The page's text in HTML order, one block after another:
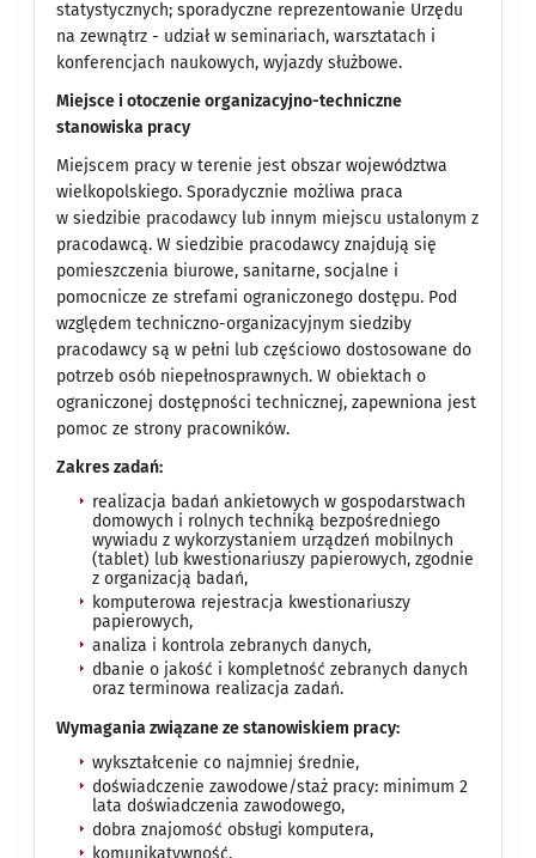
statystycznych; sporadyczne reprezentowanie Urzędu
na zewnątrz - udział w seminariach, warsztatach i
konferencjach naukowych, wyjazdy służbowe.
Miejsce i otoczenie organizacyjno-techniczne
stanowiska pracy
Miejscem pracy w terenie jest obszar województwa
wielkopolskiego. Sporadycznie możliwa praca
w siedzibie pracodawcy lub innym miejscu ustalonym z
pracodawcą. W siedzibie pracodawcy znajdują się
pomieszczenia biurowe, sanitarne, socjalne i
pomocnicze ze strefami ograniczonego dostępu. Pod
względem techniczno-organizacyjnym siedziby
pracodawcy są w pełni lub częściowo dostosowane do
potrzeb osób niepełnosprawnych. W obiektach o
ograniczonej dostępności technicznej, zapewniona jest
pomoc ze strony pracowników.
Zakres zadań:
realizacja badań ankietowych w gospodarstwach
domowych i rolnych techniką bezpośredniego
wywiadu z wykorzystaniem urządzeń mobilnych
(tablet) lub kwestionariuszy papierowych, zgodnie
z organizacją badań,
komputerowa rejestracja kwestionariuszy
papierowych,
analiza i kontrola zebranych danych,
dbanie o jakość i kompletność zebranych danych
oraz terminowa realizacja zadań.
Wymagania związane ze stanowiskiem pracy:
wykształcenie co najmniej średnie,
doświadczenie zawodowe/staż pracy: minimum 2
lata doświadczenia zawodowego,
dobra znajomość obsługi komputera,